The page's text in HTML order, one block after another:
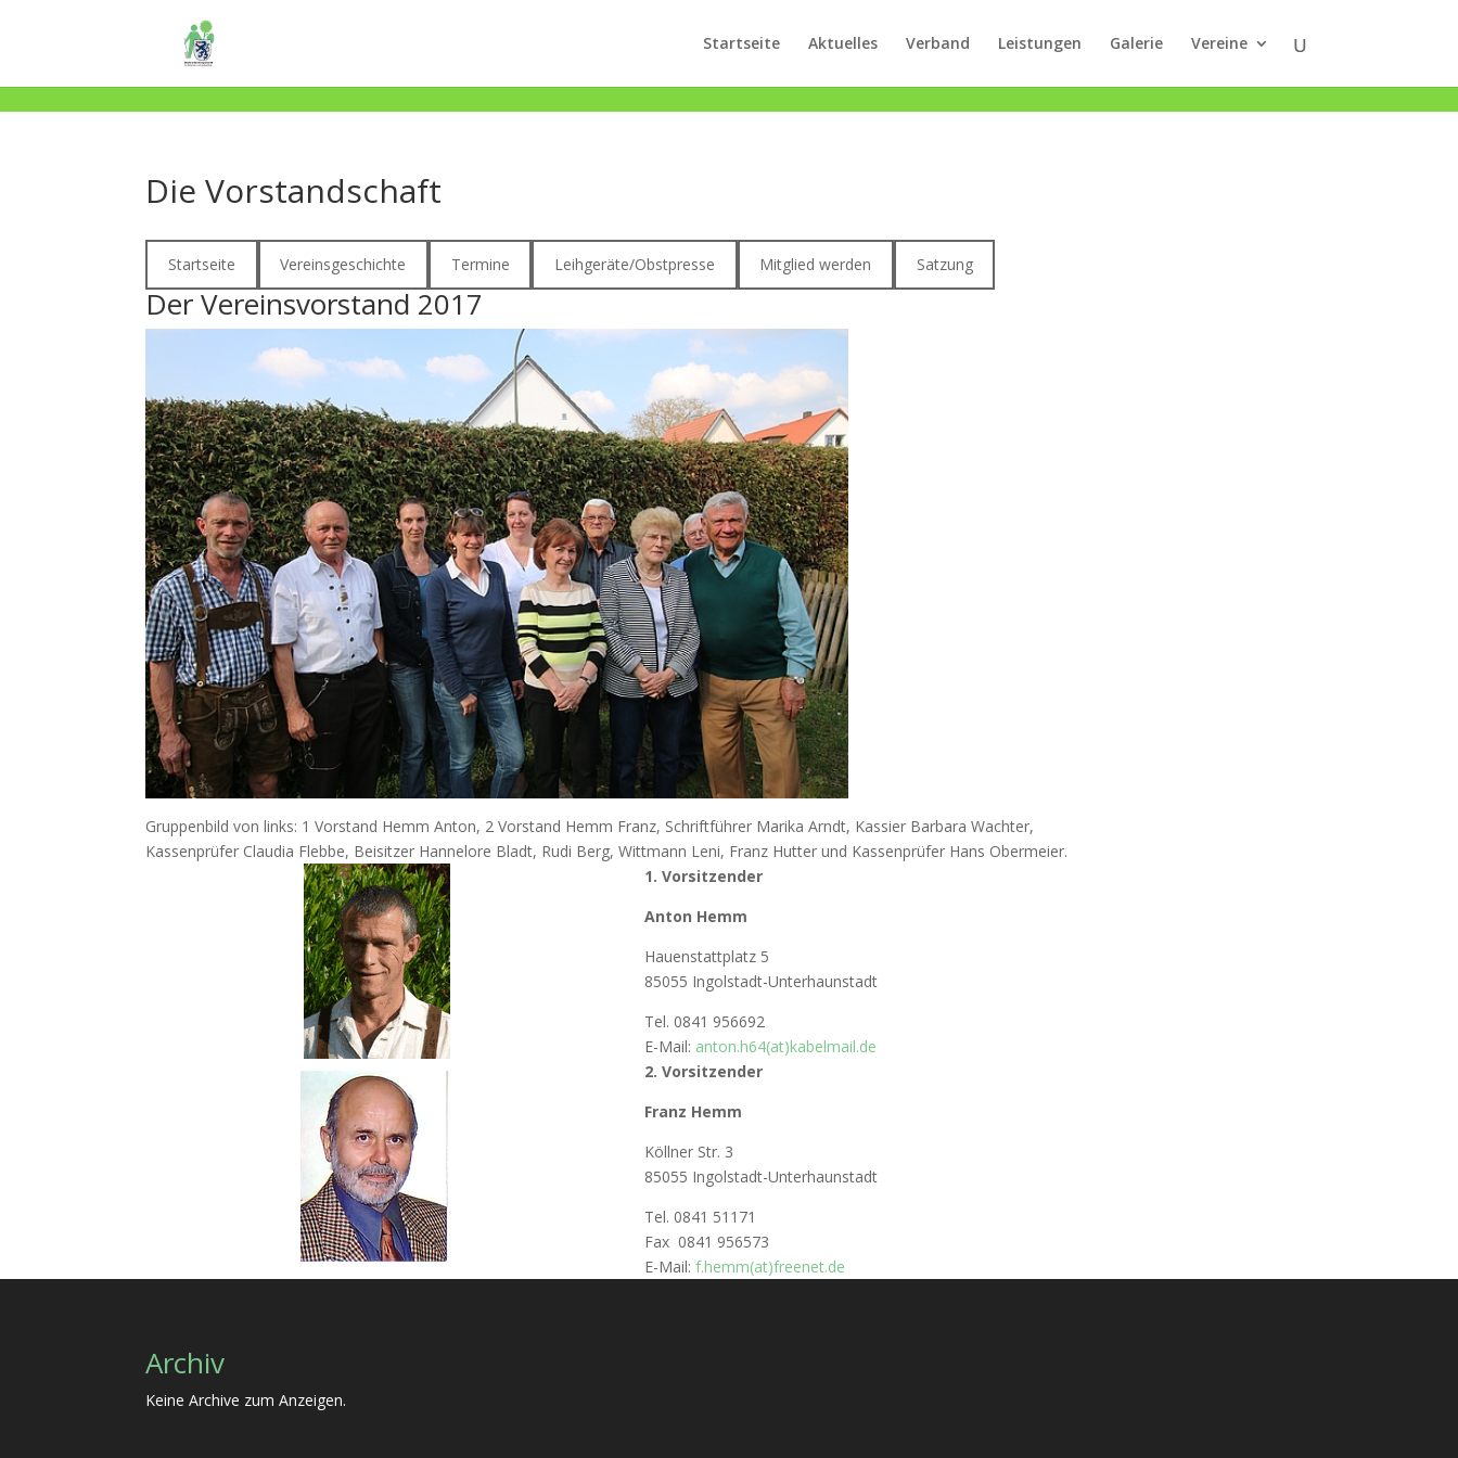
Startseite Aktuelles Verband Leistungen Galerie Vereine
Die Vorstandschaft
Startseite Vereinsgeschichte Termine Leihgeräte/Obstpresse Mitglied werden Satzung
Der Vereinsvorstand 2017
Gruppenbild von links: 1 Vorstand Hemm Anton, 2 Vorstand Hemm Franz, Schriftführer Marika Arndt, Kassier Barbara Wachter,
Kassenprüfer Claudia Flebbe, Beisitzer Hannelore Bladt, Rudi Berg, Wittmann Leni, Franz Hutter und Kassenprüfer Hans Obermeier.
1. Vorsitzender
Anton Hemm
Hauenstattplatz 5
85055 Ingolstadt-Unterhaunstadt
Tel. 0841 956692
E-Mail: anton.h64(at)kabelmail.de
2. Vorsitzender
Franz Hemm
Köllner Str. 3
85055 Ingolstadt-Unterhaunstadt
Tel. 0841 51171
Fax 0841 956573
E-Mail: f.hemm(at)freenet.de
Archiv
Keine Archive zum Anzeigen.